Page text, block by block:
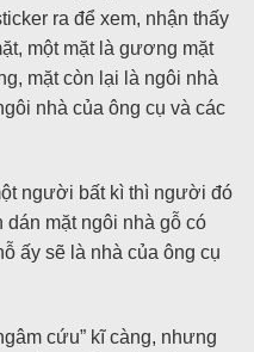
ra để xem, nhận thấy
một mặt là gương mặt
mặt còn lại là ngôi nhà
nhà của ông cụ và các
người bất kì thì người đó
dán mặt ngôi nhà gỗ có
ấy sẽ là nhà của ông cụ
cứu” kĩ càng, nhưng